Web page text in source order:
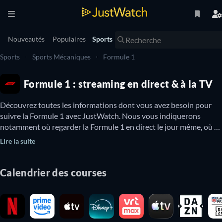
Nouveautés Populaires Sports
Sports Sports Mécaniques Formule 1
Formule 1 : streaming en direct & à la TV
Découvrez toutes les informations dont vous avez besoin pour
suivre la Formule 1 avec JustWatch. Nous vous indiquerons
notamment où regarder la Formule 1 en direct le jour même, où
suivre la Formule 1 à la TV et où voir en live streaming les courses
course automobile. Il est plus connu sous le nom de F1. Le tournoi
est reconnu par la FIA, Fédération Internationale de l'Automobile,
comme la plus grande compétition pour les voitures de course
Lire la suite
Calendrier des courses